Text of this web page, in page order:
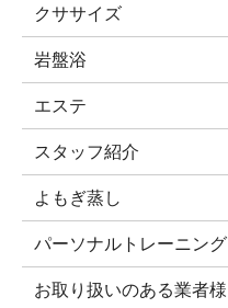
クササイズ
岩盤浴
エステ
スタッフ紹介
よもぎ蒸し
パーソナルトレーニング
お取り扱いのある業者様